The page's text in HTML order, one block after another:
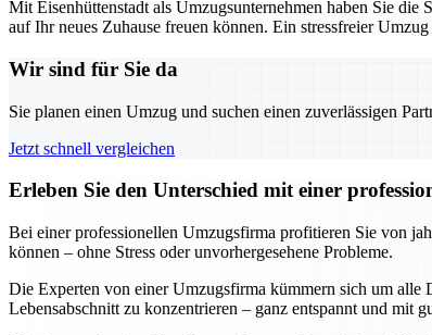
Mit Eisenhüttenstadt als Umzugsunternehmen haben Sie
auf Ihr neues Zuhause freuen können. Ein stressfreier
Wir sind für Sie da
Sie planen einen Umzug und suchen einen zuverlässigen
Jetzt schnell vergleichen
Erleben Sie den Unterschied mit einer
Bei einer professionellen Umzugsfirma profitieren Sie von
können – ohne Stress oder unvorhergesehene Probleme.
Die Experten von einer Umzugsfirma kümmern sich um alle
Lebensabschnitt zu konzentrieren – ganz entspannt und mit